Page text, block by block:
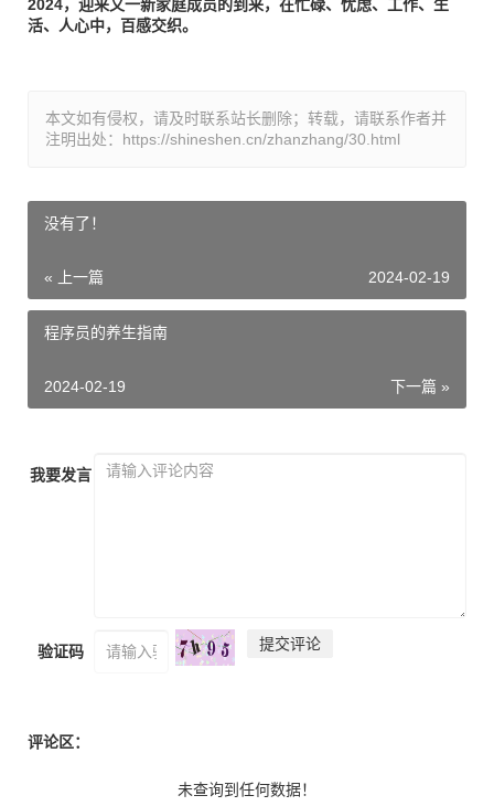
2024，迎来又一新家庭成员的到来，在忙碌、忧虑、工作、生
活、人心中，百感交织。
本文如有侵权，请及时联系站长删除；转载，请联系作者并
注明出处：https://shineshen.cn/zhanzhang/30.html
没有了！
« 上一篇 2024-02-19
程序员的养生指南
下一篇 »
2024-02-19
我要发言
验证码 提交评论
评论区：
未查询到任何数据！